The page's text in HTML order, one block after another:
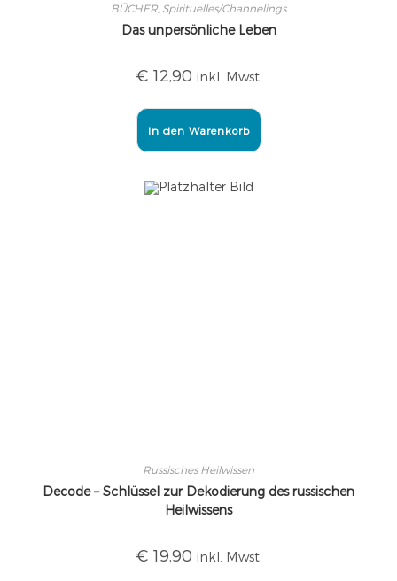
BÜCHER, Spirituelles/Channelings
Das unpersönliche Leben
€ 12,90 inkl. Mwst.
In den Warenkorb
Russisches Heilwissen
Decode – Schlüssel zur Dekodierung des russischen
Heilwissens
€ 19,90 inkl. Mwst.